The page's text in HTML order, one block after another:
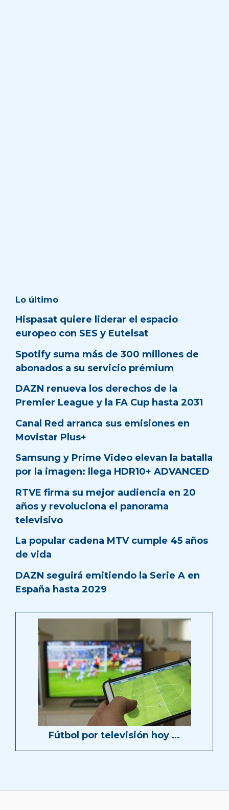
Lo último
Hispasat quiere liderar el espacio
europeo con SES y Eutelsat
Spotify suma más de 300 millones de
abonados a su servicio prémium
DAZN renueva los derechos de la
Premier League y la FA Cup hasta 2031
Canal Red arranca sus emisiones en
Movistar Plus+
Samsung y Prime Video elevan la batalla
por la imagen: llega HDR10+ ADVANCED
RTVE firma su mejor audiencia en 20
años y revoluciona el panorama
televisivo
La popular cadena MTV cumple 45 años
de vida
DAZN seguirá emitiendo la Serie A en
España hasta 2029
Fútbol por televisión hoy …